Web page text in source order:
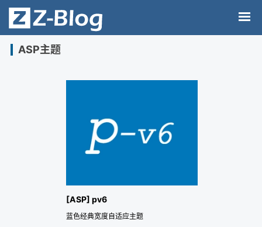
ASP主题
[ASP] pv6
蓝色经典宽度自适应主题